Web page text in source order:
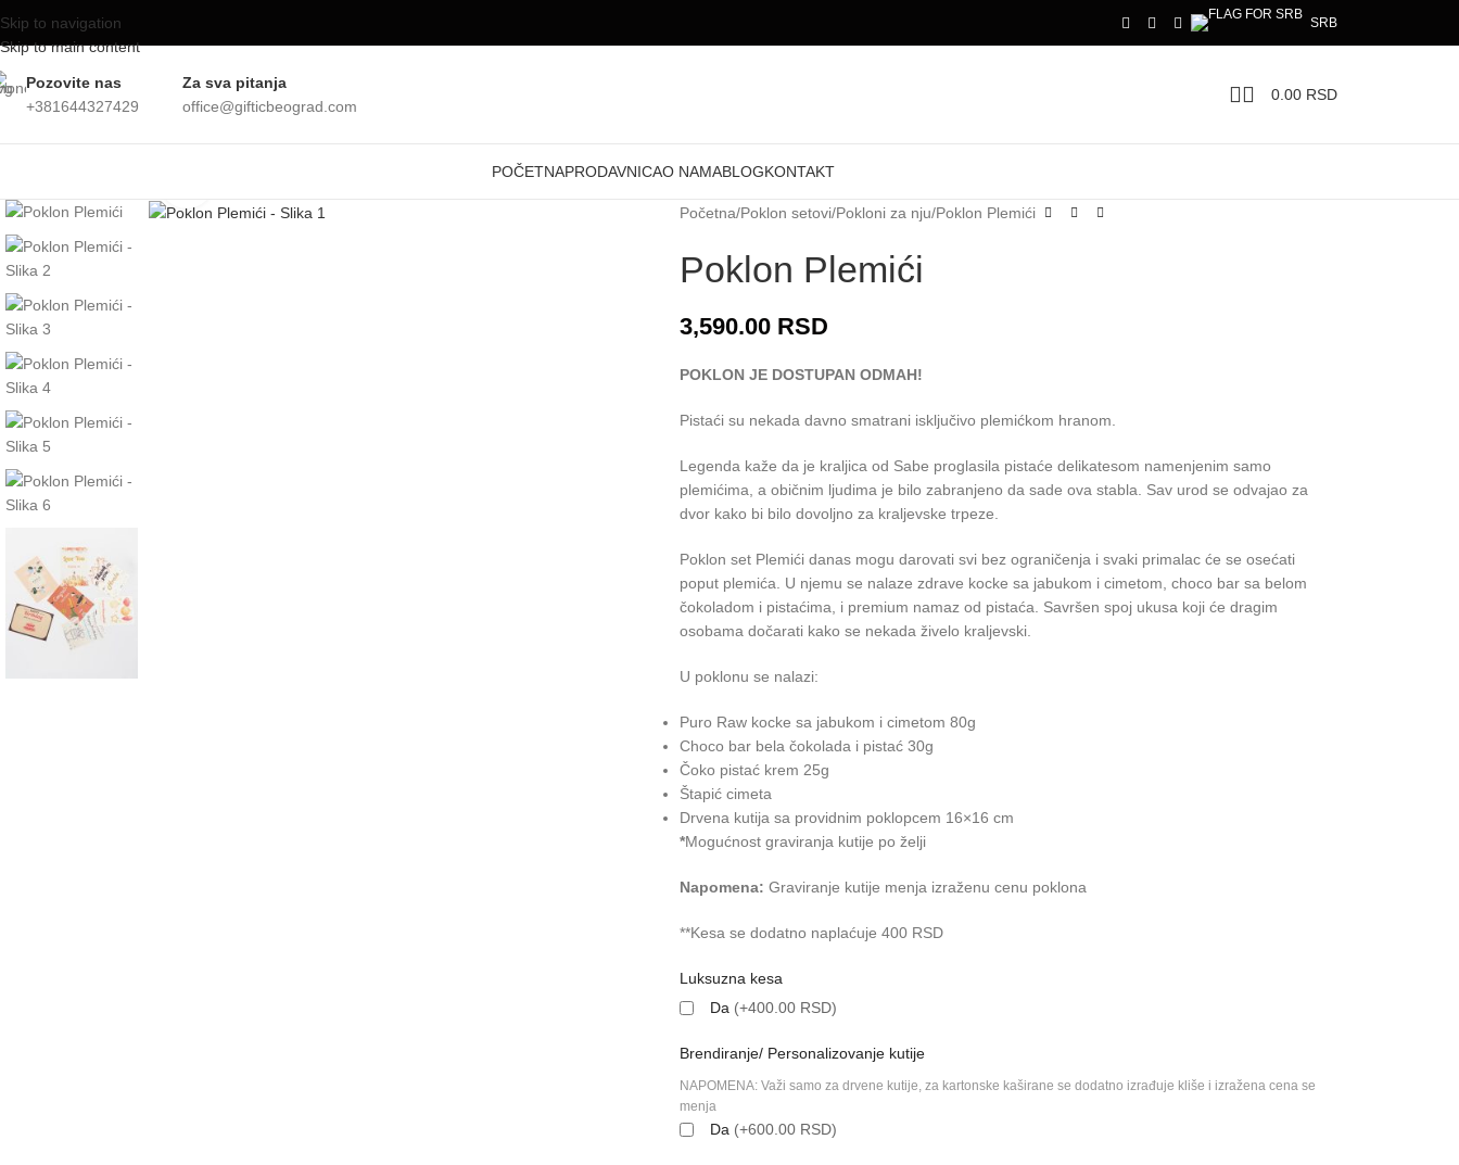
Skip to navigation
Skip to main content
SRB
Pozovite nas
+381644327429
Za sva pitanja
office@gifticbeograd.com
0.00 RSD
POČETNAPRODAVNICAO NAMABLOGKONTAKT
Početna Poklon setovi Pokloni za nju Poklon Plemići
Poklon Plemići
3,590.00 RSD
POKLON JE DOSTUPAN ODMAH!
Pistaći su nekada davno smatrani isključivo plemićkom hranom.
Legenda kaže da je kraljica od Sabe proglasila pistaće delikatesom namenjenim samo
plemićima, a običnim ljudima je bilo zabranjeno da sade ova stabla. Sav urod se odvajao za
dvor kako bi bilo dovoljno za kraljevske trpeze.
Poklon set Plemići danas mogu darovati svi bez ograničenja i svaki primalac će se osećati
poput plemića. U njemu se nalaze zdrave kocke sa jabukom i cimetom, choco bar sa belom
čokoladom i pistaćima, i premium namaz od pistaća. Savršen spoj ukusa koji će dragim
osobama dočarati kako se nekada živelo kraljevski.
U poklonu se nalazi:
Puro Raw kocke sa jabukom i cimetom 80g
Choco bar bela čokolada i pistać 30g
Čoko pistać krem 25g
Štapić cimeta
Drvena kutija sa providnim poklopcem 16×16 cm
*Mogućnost graviranja kutije po želji
Napomena: Graviranje kutije menja izraženu cenu poklona
**Kesa se dodatno naplaćuje 400 RSD
Luksuzna kesa
Da (+400.00 RSD)
Brendiranje/ Personalizovanje kutije
NAPOMENA: Važi samo za drvene kutije, za kartonske kaširane se dodatno izrađuje kliše i izražena cena se
menja
Da (+600.00 RSD)